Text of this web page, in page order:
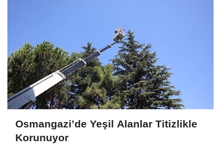
Osmangazi’de Yeşil Alanlar Titizlikle
Korunuyor